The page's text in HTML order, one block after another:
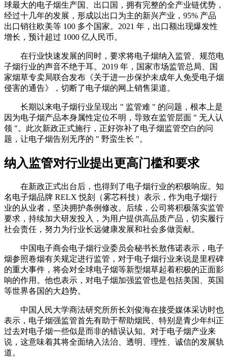
球最大的电子烟生产国、出口国，拥有完整的全产业链优势，
经过十几年的发展，形成以出口为主的新兴产业，95% 产品
出口销往欧美等 100 多个国家。2021 年，出口额出现爆发性
增长，预计超过 1000 亿人民币。
在行业快速发展的同时，要求将电子烟纳入监管、规范电
子烟行业的声音不绝于耳。2019 年，国家市场监管总局、国
家烟草专卖局联合发布《关于进一步保护未成年人免受电子烟
侵害的通告》，切断了电子烟的网上销售渠道。
长期以来电子烟行业呈现出 " 监管难 " 的问题，根本上是
因为电子烟产品本身属性定位不明，导致在监管层面 " 无人认
领 "。此次新政正式施行，正好弥补了电子烟监管空白的问
题，让电子烟告别无序的 " 野蛮生长 "。
纳入监管对行业提出更高门槛和要求
在新政正式出台后，也得到了电子烟行业的积极响应。知
名电子烟品牌 RELX 悦刻（雾芯科技）表示，作为电子烟行
业的从业者，坚决拥护条例修改。后续，公司将积极落实监管
要求，持续加大研发投入，为用户提供高品质产品，切实履行
社会责任，努力为行业长远健康发展和社会多做贡献。
中国电子商会电子烟行业委员会秘书长敖伟诺表示，电子
烟参照卷烟有关规定进行监管，对于电子烟行业来说是里程碑
的重大事件，将会对全球电子烟等新型烟草起着积极的正面影
响的作用。他也表示，对电子烟加强监管也是包括美国、英国
等世界各国的大趋势。
中国人民大学商法研究所所长刘俊海在接受媒体采访时也
表示，电子烟强监管首先有助于帮助烟民、特别是青少年纠正
过去对电子烟一些似是而非的错误认知。对于电子烟产业来
说，这意味着其将全面纳入法治、透明、理性、诚信的发展轨
道。